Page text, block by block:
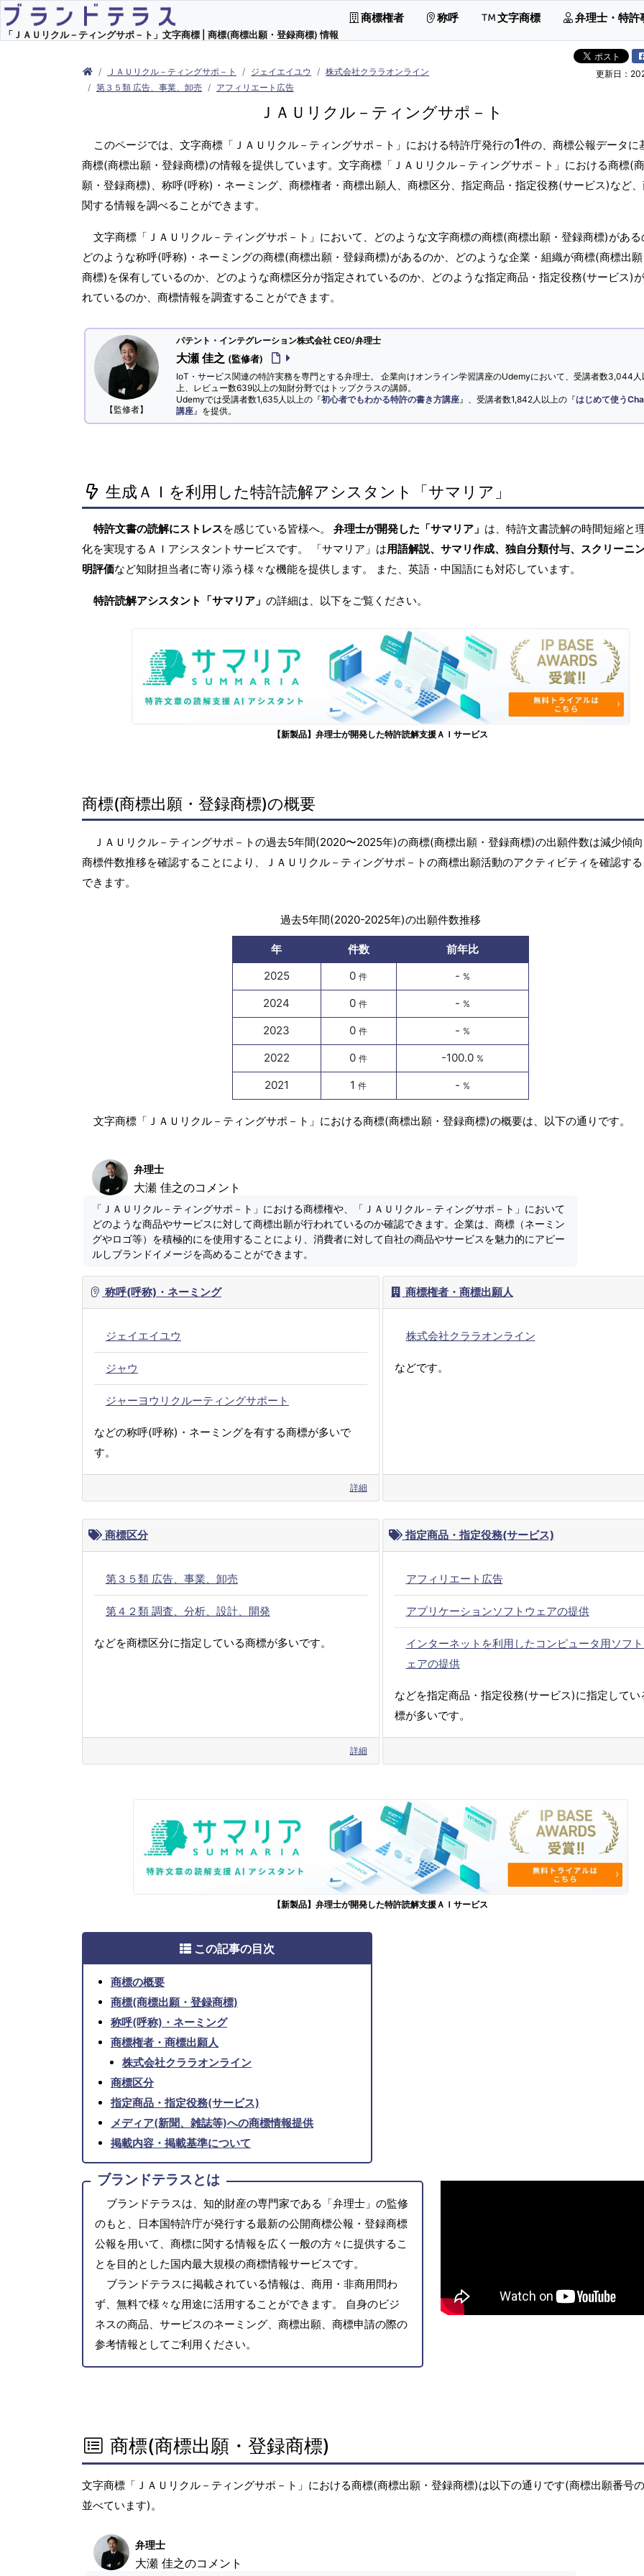
「ＪＡＵリクル－ティングサポ－ト」文字商標 | 商標(商標出願・登録商標) 情報
商標権者 称呼 文字商標 弁理士・特許
ＪＡＵリクル－ティングサポ－ト ジェイエイユウ
株式会社クララオンライン
第３５類 広告、事業、卸売
アフィリエート広告
更新日：
ＪＡＵリクル－ティングサポ－ト
このページでは、文字商標「ＪＡＵリクル－ティングサポ－ト」における特許庁発行の1件の、商標公報データに
商標(商標出願・登録商標)の情報を提供しています。文字商標「ＪＡＵリクル－ティングサポ－ト」における商標(
願・登録商標)、称呼(呼称)・ネーミング、商標権者・商標出願人、商標区分、指定商品・指定役務(サービス)など
関する情報を調べることができます。
文字商標「ＪＡＵリクル－ティングサポ－ト」において、どのような文字商標の商標(商標出願・登録商標)がある
どのような称呼(呼称)・ネーミングの商標(商標出願・登録商標)があるのか、どのような企業・組織が商標(商標出
商標)を保有しているのか、どのような商標区分が指定されているのか、どのような指定商品・指定役務(サービス)
れているのか、商標情報を調査することができます。
【監修者】
パテント・インテグレーション株式会社 CEO/弁理士
大瀬 佳之 (監修者)
IoT・サービス関連の特許実務を専門とする弁理士。 企業向けオンライン学習講座のUdemyにおいて、受講者数3,044人
上、レビュー数639以上の知財分野ではトップクラスの講師。
Udemyでは受講者数1,635人以上の『初心者でもわかる特許の書き方講座 』、受講者数1,842人以上の『はじめて使う
講座 』を提供。
生成ＡＩを利用した特許読解アシスタント「サマリア」
特許文書の読解にストレスを感じている皆様へ。 弁理士が開発した「サマリア」 は、特許文書読解の時間短縮と
化を実現するＡＩアシスタントサービスです。 「サマリア」は用語解説、サマリ作成、独自分類付与、スクリーニ
明評価など知財担当者に寄り添う様々な機能を提供します。 また、英語・中国語にも対応しています。
特許読解アシスタント「サマリア」 の詳細は、以下をご覧ください。
【新製品】弁理士が開発した特許読解支援ＡＩサービス
商標(商標出願・登録商標)の概要
ＪＡＵリクル－ティングサポ－トの過去5年間(2020〜2025年)の商標(商標出願・登録商標)の出願件数は減少傾
商標件数推移を確認することにより、ＪＡＵリクル－ティングサポ－トの商標出願活動のアクティビティを確認す
できます。
過去5年間(2020-2025年)の出願件数推移
年 件数
前年比
2025
0件 - %
2024 0件 - %
2023 0件 - %
2022 0件 -100.0 %
2021 1件 - %
文字商標「ＪＡＵリクル－ティングサポ－ト」における商標(商標出願・登録商標)の概要は、以下の通りです。
弁理士
大瀬 佳之のコメント
「ＪＡＵリクル－ティングサポ－ト」における商標権や、「ＪＡＵリクル－ティングサポ－ト」において
どのような商品やサービスに対して商標出願が行われているのか確認できます。企業は、商標（ネーミン
グやロゴ等）を積極的にを使用することにより、消費者に対して自社の商品やサービスを魅力的にアピー
ルしブランドイメージを高めることができます。
称呼(呼称)・ネーミング
ジェイエイユウ
ジャウ
ジャーヨウリクルーティングサポート
などの称呼(呼称)・ネーミングを有する商標が多いで
す。
詳細
商標権者・商標出願人
株式会社クララオンライン
などです。
商標区分
第３５類 広告、事業、卸売
第４２類 調査、分析、設計、開発
などを商標区分に指定している商標が多いです。
詳細
指定商品・指定役務(サービス)
アフィリエート広告
アプリケーションソフトウェアの提供
インターネットを利用したコンピュータ用ソフ
ェアの提供
などを指定商品・指定役務(サービス)に指定してい
標が多いです。
【新製品】弁理士が開発した特許読解支援ＡＩサービス
この記事の目次
商標の概要
商標(商標出願・登録商標)
称呼(呼称)・ネーミング
商標権者・商標出願人
株式会社クララオンライン
商標区分
指定商品・指定役務(サービス)
メディア(新聞、雑誌等)への商標情報提供
掲載内容・掲載基準について
ブランドテラスとは
ブランドテラスは、知的財産の専門家である「弁理士」の監修
のもと、日本国特許庁が発行する最新の公開商標公報・登録商標
公報を用いて、商標に関する情報を広く一般の方々に提供するこ
とを目的とした国内最大規模の商標情報サービスです。
ブランドテラスに掲載されている情報は、商用・非商用問わ
ず、無料で様々な用途に活用することができます。 自身のビジ
ネスの商品、サービスのネーミング、商標出願、商標申請の際の
参考情報としてご利用ください。
商標(商標出願・登録商標)
文字商標「ＪＡＵリクル－ティングサポ－ト」における商標(商標出願・登録商標)は以下の通りです(商標出願番号
並べています)。
弁理士
大瀬 佳之のコメント